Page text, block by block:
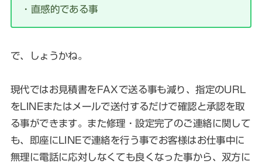
・直感的である事
で、しょうかね。
現代ではお見積書をFAXで送る事も減り、指定のURL
をLINEまたはメールで送付するだけで確認と承認を取
る事ができます。また修理・設定完了のご連絡に関して
も、即座にLINEで連絡を行う事でお客様はお仕事中に
無理に電話に応対しなくても良くなった事から、双方に